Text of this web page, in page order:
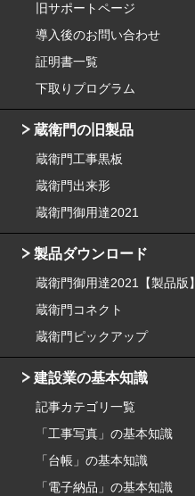
旧サポートページ
導入後のお問い合わせ
証明書一覧
下取りプログラム
蔵衛門の旧製品
蔵衛門工事黒板
蔵衛門出来形
蔵衛門御用達2021
製品ダウンロード
蔵衛門御用達2021【製品版】
蔵衛門コネクト
蔵衛門ピックアップ
建設業の基本知識
記事カテゴリ一覧
「工事写真」の基本知識
「台帳」の基本知識
「電子納品」の基本知識